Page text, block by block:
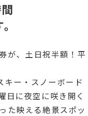
が、土日祝半額！平
ー・スノーボード
日に夜空に咲き開く
た映える絶景スポッ